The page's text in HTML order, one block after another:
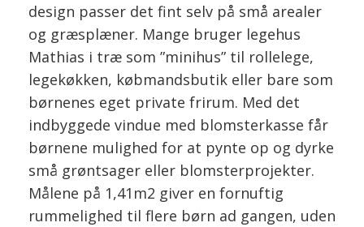
design passer det fint selv på små arealer
og græsplæner. Mange bruger legehus
Mathias i træ som ”minihus” til rollelege,
legekøkken, købmandsbutik eller bare som
børnenes eget private frirum. Med det
indbyggede vindue med blomsterkasse får
børnene mulighed for at pynte op og dyrke
små grøntsager eller blomsterprojekter.
Målene på 1,41m2 giver en fornuftig
rummelighed til flere børn ad gangen, uden